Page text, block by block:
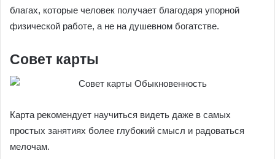
благах, которые человек получает благодаря упорной
физической работе, а не на душевном богатстве.
Совет карты
Карта рекомендует научиться видеть даже в самых
простых занятиях более глубокий смысл и радоваться
мелочам.